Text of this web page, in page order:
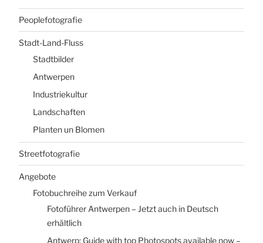
Peoplefotografie
Stadt-Land-Fluss
Stadtbilder
Antwerpen
Industriekultur
Landschaften
Planten un Blomen
Streetfotografie
Angebote
Fotobuchreihe zum Verkauf
Fotoführer Antwerpen – Jetzt auch in Deutsch
erhältlich
Antwerp: Guide with top Photospots available now –